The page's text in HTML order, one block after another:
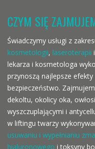
CZYM SIĘ
Świadczymy usługi z
kosmetologii, laseroterapii i
lekarza i kosmetologa
przynoszą najlepsze
bezpieczeństwo.
dekoltu, okolicy oka,
wyszczuplającymi i
w liftingu twarzy
usuwaniu i wypełnianiu
hialuronowego i toksyny